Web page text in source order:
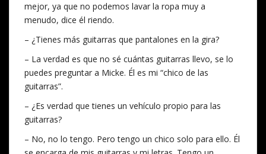
mejor, ya que no podemos lavar la ropa muy a
menudo, dice él riendo.
– ¿Tienes más guitarras que pantalones en la gira?
– La verdad es que no sé cuántas guitarras llevo, se lo
puedes preguntar a Micke. Él es mi “chico de las
guitarras”.
– ¿Es verdad que tienes un vehículo propio para las
guitarras?
– No, no lo tengo. Pero tengo un chico solo para ello. Él